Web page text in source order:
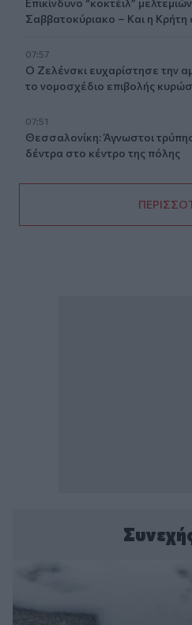
Σαββατοκύριακο – Και η Κρήτη
07:57
Ο Ζελένσκι ευχαρίστησε την
το νομοσχέδιο επιβολής
07:51
Θεσσαλονίκη: Άγνωστοι
δέντρα στο κέντρο της πόλης